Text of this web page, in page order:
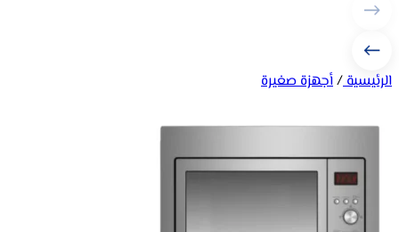
الرئيسية/أجهزة صغيرة